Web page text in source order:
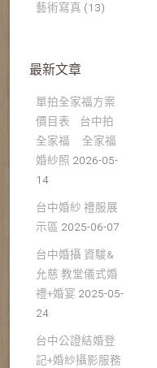
藝術寫真 (13)
最新文章
單拍全家福方案
價目表 台中拍
全家福 全家福
婚紗照 2026-05-
14
台中婚紗 禮服展
示區 2025-06-07
台中婚攝 資駿&
允慈 教堂儀式婚
禮+婚宴 2025-05-
24
台中公證結婚登
記+婚紗攝影服務